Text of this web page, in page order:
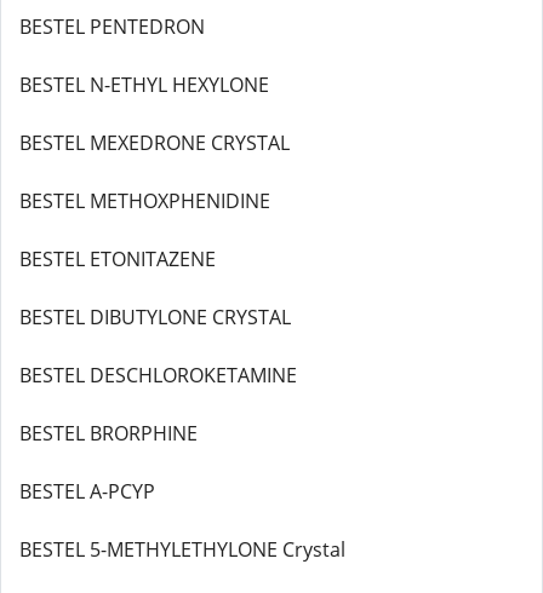
BESTEL PENTEDRON
BESTEL N-ETHYL HEXYLONE
BESTEL MEXEDRONE CRYSTAL
BESTEL METHOXPHENIDINE
BESTEL ETONITAZENE
BESTEL DIBUTYLONE CRYSTAL
BESTEL DESCHLOROKETAMINE
BESTEL BRORPHINE
BESTEL A-PCYP
BESTEL 5-METHYLETHYLONE Crystal